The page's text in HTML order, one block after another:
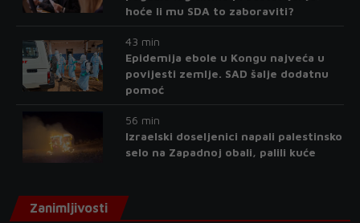
hoće li mu SDA to zaboraviti?
43 min
Epidemija ebole u Kongu najveća u
povijesti zemlje. SAD šalje dodatnu
pomoć
56 min
Izraelski doseljenici napali palestinsko
selo na Zapadnoj obali, palili kuće
Zanimljivosti